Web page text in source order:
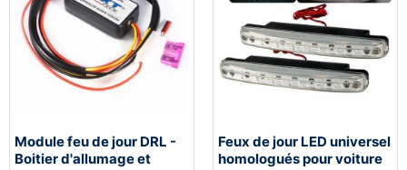
Module feu de jour DRL -
Boitier d'allumage et
Feux de jour LED universel
homologués pour voiture